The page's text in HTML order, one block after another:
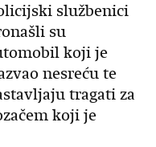
službenici
su
koji je
nesreću te
tragati za
koji je